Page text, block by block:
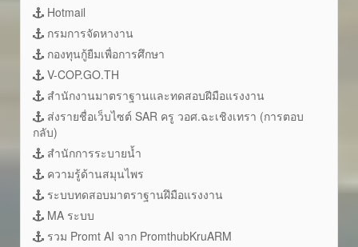
Hotmail
กรมการจัดหางาน
กองทุนกู้ยืมเพื่อการศึกษา
V-COP.GO.TH
สำนักงานมาตราฐานและทดสอบฝีมือแรงงาน
ส่งรายชื่อเว็บไซต์ SAR ครู วอศ.ฉะเชิงเทรา (การตอบ
กลับ)
สำนักการระบายน้ำ
ความรู้ด้านสมุนไพร
ระบบทดสอบมาตราฐานฝึมือแรงงาน
MA ระบบ
รวม Promt AI จาก PromthubKruARM